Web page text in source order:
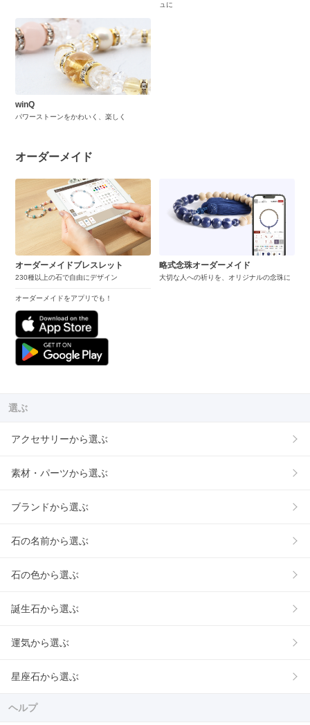
ュに
winQ
パワーストーンをかわいく、楽しく
オーダーメイド
オーダーメイドブレスレット
230種以上の石で自由にデザイン
オーダーメイドをアプリでも！
略式念珠オーダーメイド
大切な人への祈りを、オリジナルの念珠に
選ぶ
アクセサリーから選ぶ
素材・パーツから選ぶ
ブランドから選ぶ
石の名前から選ぶ
石の色から選ぶ
誕生石から選ぶ
運気から選ぶ
星座石から選ぶ
ヘルプ